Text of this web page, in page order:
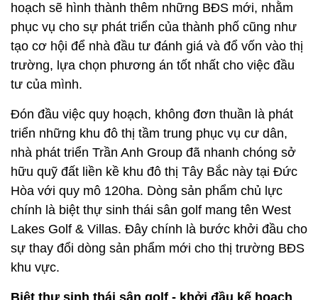
hoạch sẽ hình thành thêm những BĐS mới, nhằm
phục vụ cho sự phát triển của thành phố cũng như
tạo cơ hội để nhà đầu tư đánh giá và đổ vốn vào thị
trường, lựa chọn phương án tốt nhất cho việc đầu
tư của mình.
Đón đầu việc quy hoạch, không đơn thuần là phát
triển những khu đô thị tầm trung phục vụ cư dân,
nhà phát triển Trần Anh Group đã nhanh chóng sở
hữu quỹ đất liền kề khu đô thị Tây Bắc này tại Đức
Hòa với quy mô 120ha. Dòng sản phẩm chủ lực
chính là biệt thự sinh thái sân golf mang tên West
Lakes Golf & Villas. Đây chính là bước khởi đầu cho
sự thay đổi dòng sản phẩm mới cho thị trường BĐS
khu vực.
Biệt thự sinh thái sân golf - khởi đầu kế hoạch